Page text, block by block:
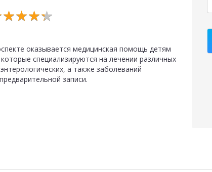
★★★★
★★★★
оказывается медицинская помощь детям
специализируются на лечении различных
а также заболеваний
записи.